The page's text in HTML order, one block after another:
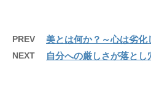
PREV 美とは何か？～心は劣化
NEXT 自分への厳しさが落とし